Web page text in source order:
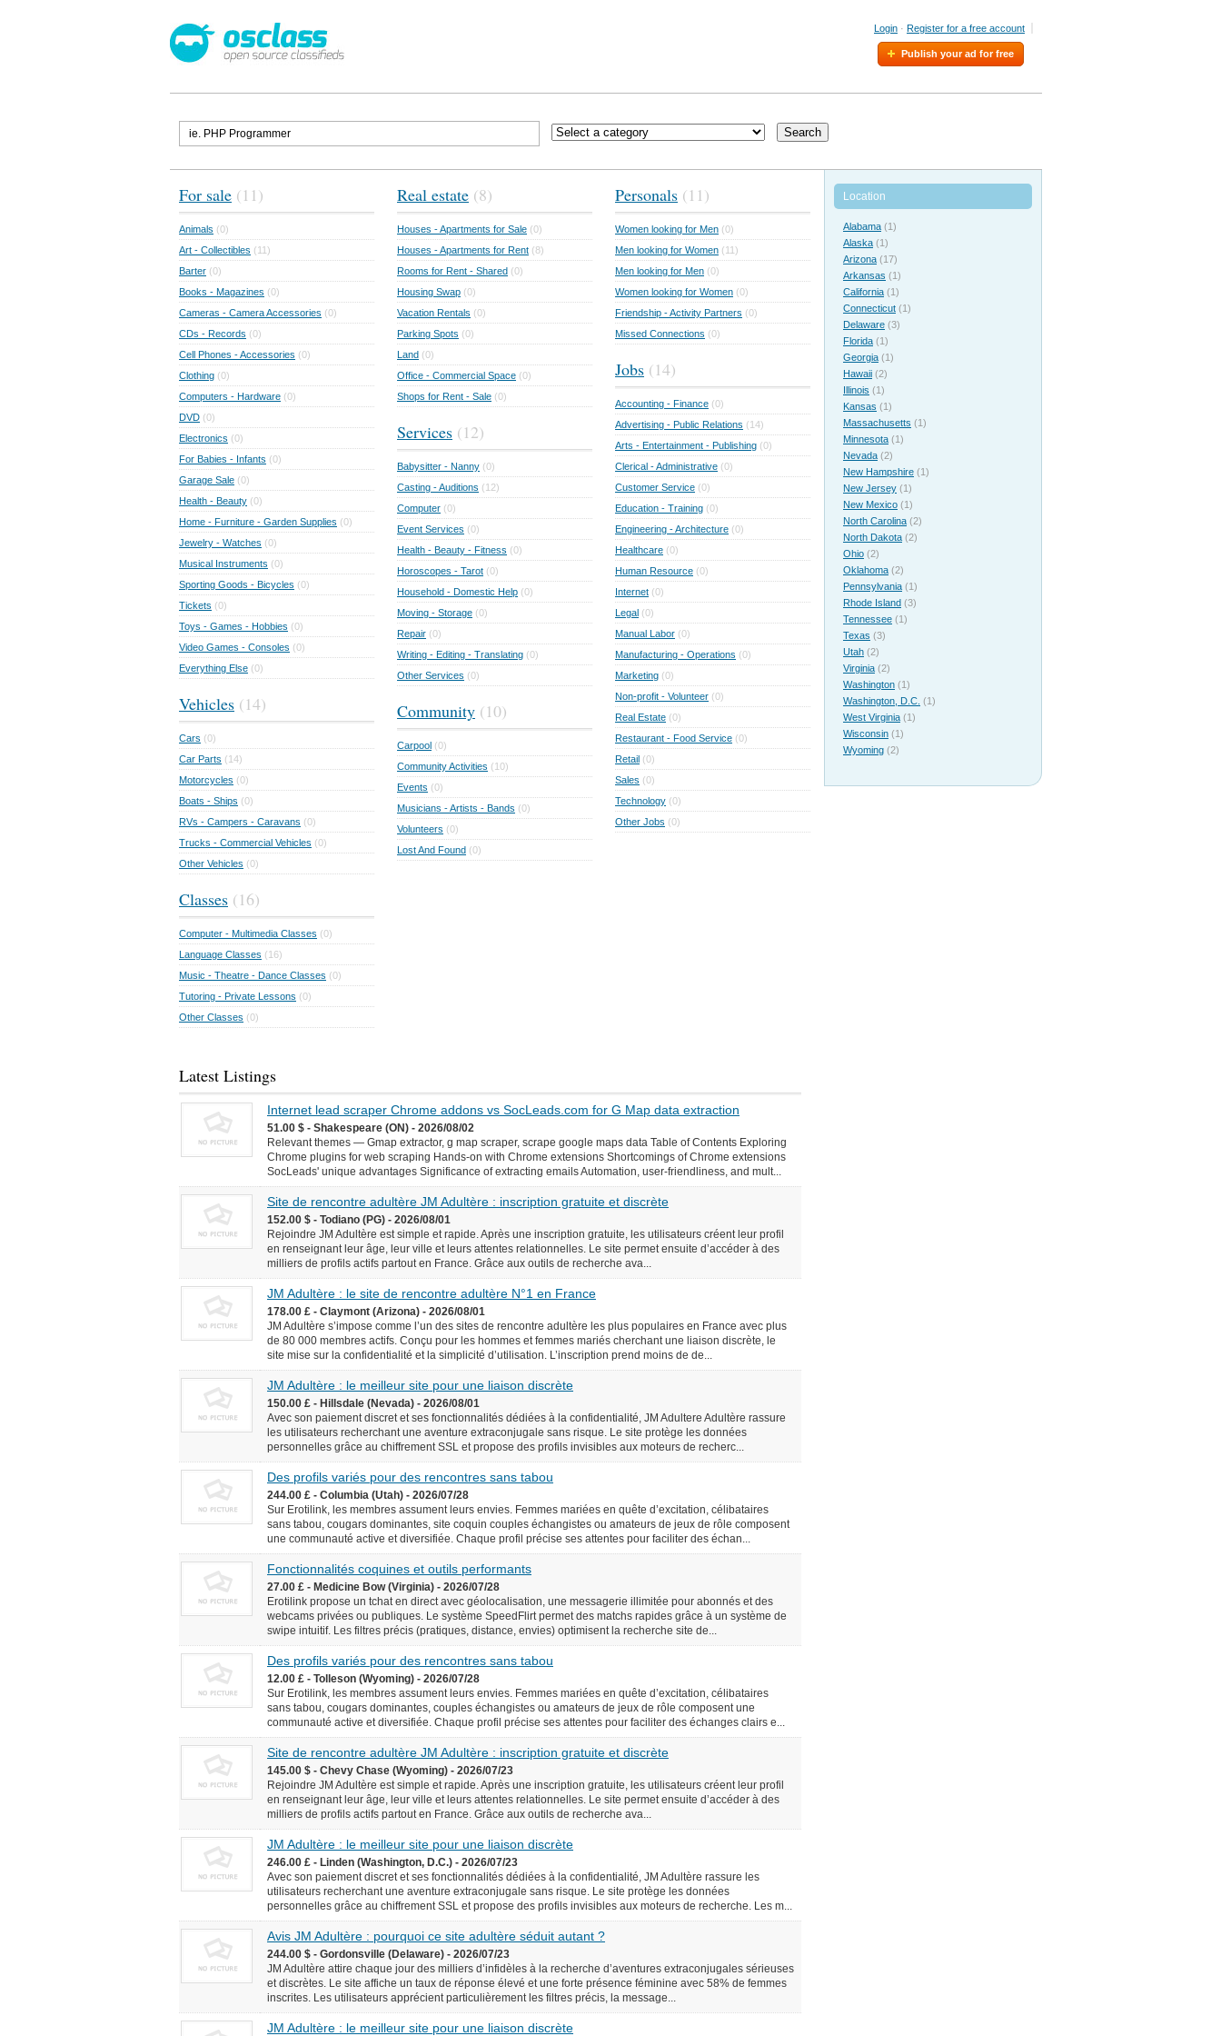
Login · Register for a free account
Publish your ad for free
Search
For sale (11)
Animals (0)
Art - Collectibles (11)
Barter (0)
Books - Magazines (0)
Cameras - Camera Accessories (0)
CDs - Records (0)
Cell Phones - Accessories (0)
Clothing (0)
Computers - Hardware (0)
DVD (0)
Electronics (0)
For Babies - Infants (0)
Garage Sale (0)
Health - Beauty (0)
Home - Furniture - Garden Supplies (0)
Jewelry - Watches (0)
Musical Instruments (0)
Sporting Goods - Bicycles (0)
Tickets (0)
Toys - Games - Hobbies (0)
Video Games - Consoles (0)
Everything Else (0)
Vehicles (14)
Cars (0)
Car Parts (14)
Motorcycles (0)
Boats - Ships (0)
RVs - Campers - Caravans (0)
Trucks - Commercial Vehicles (0)
Other Vehicles (0)
Classes (16)
Computer - Multimedia Classes (0)
Language Classes (16)
Music - Theatre - Dance Classes (0)
Tutoring - Private Lessons (0)
Other Classes (0)
Real estate (8)
Houses - Apartments for Sale (0)
Houses - Apartments for Rent (8)
Rooms for Rent - Shared (0)
Housing Swap (0)
Vacation Rentals (0)
Parking Spots (0)
Land (0)
Office - Commercial Space (0)
Shops for Rent - Sale (0)
Services (12)
Babysitter - Nanny (0)
Casting - Auditions (12)
Computer (0)
Event Services (0)
Health - Beauty - Fitness (0)
Horoscopes - Tarot (0)
Household - Domestic Help (0)
Moving - Storage (0)
Repair (0)
Writing - Editing - Translating (0)
Other Services (0)
Community (10)
Carpool (0)
Community Activities (10)
Events (0)
Musicians - Artists - Bands (0)
Volunteers (0)
Lost And Found (0)
Personals (11)
Women looking for Men (0)
Men looking for Women (11)
Men looking for Men (0)
Women looking for Women (0)
Friendship - Activity Partners (0)
Missed Connections (0)
Jobs (14)
Accounting - Finance (0)
Advertising - Public Relations (14)
Arts - Entertainment - Publishing (0)
Clerical - Administrative (0)
Customer Service (0)
Education - Training (0)
Engineering - Architecture (0)
Healthcare (0)
Human Resource (0)
Internet (0)
Legal (0)
Manual Labor (0)
Manufacturing - Operations (0)
Marketing (0)
Non-profit - Volunteer (0)
Real Estate (0)
Restaurant - Food Service (0)
Retail (0)
Sales (0)
Technology (0)
Other Jobs (0)
Latest Listings
Internet lead scraper Chrome addons vs SocLeads.com for G Map data extraction
51.00 $ - Shakespeare (ON) - 2026/08/02
Relevant themes — Gmap extractor, g map scraper, scrape google maps data Table of Contents Exploring
Chrome plugins for web scraping Hands-on with Chrome extensions Shortcomings of Chrome extensions
SocLeads' unique advantages Significance of extracting emails Automation, user-friendliness, and mult...
Site de rencontre adultère JM Adultère : inscription gratuite et discrète
152.00 $ - Todiano (PG) - 2026/08/01
Rejoindre JM Adultère est simple et rapide. Après une inscription gratuite, les utilisateurs créent leur profil
en renseignant leur âge, leur ville et leurs attentes relationnelles. Le site permet ensuite d’accéder à des
milliers de profils actifs partout en France. Grâce aux outils de recherche ava...
JM Adultère : le site de rencontre adultère N°1 en France
178.00 £ - Claymont (Arizona) - 2026/08/01
JM Adultère s’impose comme l’un des sites de rencontre adultère les plus populaires en France avec plus
de 80 000 membres actifs. Conçu pour les hommes et femmes mariés cherchant une liaison discrète, le
site mise sur la confidentialité et la simplicité d’utilisation. L’inscription prend moins de de...
JM Adultère : le meilleur site pour une liaison discrète
150.00 £ - Hillsdale (Nevada) - 2026/08/01
Avec son paiement discret et ses fonctionnalités dédiées à la confidentialité, JM Adultere Adultère rassure
les utilisateurs recherchant une aventure extraconjugale sans risque. Le site protège les données
personnelles grâce au chiffrement SSL et propose des profils invisibles aux moteurs de recherc...
Des profils variés pour des rencontres sans tabou
244.00 £ - Columbia (Utah) - 2026/07/28
Sur Erotilink, les membres assument leurs envies. Femmes mariées en quête d’excitation, célibataires
sans tabou, cougars dominantes, site coquin couples échangistes ou amateurs de jeux de rôle composent
une communauté active et diversifiée. Chaque profil précise ses attentes pour faciliter des échan...
Fonctionnalités coquines et outils performants
27.00 £ - Medicine Bow (Virginia) - 2026/07/28
Erotilink propose un tchat en direct avec géolocalisation, une messagerie illimitée pour abonnés et des
webcams privées ou publiques. Le système SpeedFlirt permet des matchs rapides grâce à un système de
swipe intuitif. Les filtres précis (pratiques, distance, envies) optimisent la recherche site de...
Des profils variés pour des rencontres sans tabou
12.00 £ - Tolleson (Wyoming) - 2026/07/28
Sur Erotilink, les membres assument leurs envies. Femmes mariées en quête d’excitation, célibataires
sans tabou, cougars dominantes, couples échangistes ou amateurs de jeux de rôle composent une
communauté active et diversifiée. Chaque profil précise ses attentes pour faciliter des échanges clairs e...
Site de rencontre adultère JM Adultère : inscription gratuite et discrète
145.00 $ - Chevy Chase (Wyoming) - 2026/07/23
Rejoindre JM Adultère est simple et rapide. Après une inscription gratuite, les utilisateurs créent leur profil
en renseignant leur âge, leur ville et leurs attentes relationnelles. Le site permet ensuite d’accéder à des
milliers de profils actifs partout en France. Grâce aux outils de recherche ava...
JM Adultère : le meilleur site pour une liaison discrète
246.00 £ - Linden (Washington, D.C.) - 2026/07/23
Avec son paiement discret et ses fonctionnalités dédiées à la confidentialité, JM Adultère rassure les
utilisateurs recherchant une aventure extraconjugale sans risque. Le site protège les données
personnelles grâce au chiffrement SSL et propose des profils invisibles aux moteurs de recherche. Les m...
Avis JM Adultère : pourquoi ce site adultère séduit autant ?
244.00 $ - Gordonsville (Delaware) - 2026/07/23
JM Adultère attire chaque jour des milliers d’infidèles à la recherche d’aventures extraconjugales sérieuses
et discrètes. Le site affiche un taux de réponse élevé et une forte présence féminine avec 58% de femmes
inscrites. Les utilisateurs apprécient particulièrement les filtres précis, la message...
JM Adultère : le meilleur site pour une liaison discrète
Location
Alabama (1)
Alaska (1)
Arizona (17)
Arkansas (1)
California (1)
Connecticut (1)
Delaware (3)
Florida (1)
Georgia (1)
Hawaii (2)
Illinois (1)
Kansas (1)
Massachusetts (1)
Minnesota (1)
Nevada (2)
New Hampshire (1)
New Jersey (1)
New Mexico (1)
North Carolina (2)
North Dakota (2)
Ohio (2)
Oklahoma (2)
Pennsylvania (1)
Rhode Island (3)
Tennessee (1)
Texas (3)
Utah (2)
Virginia (2)
Washington (1)
Washington, D.C. (1)
West Virginia (1)
Wisconsin (1)
Wyoming (2)